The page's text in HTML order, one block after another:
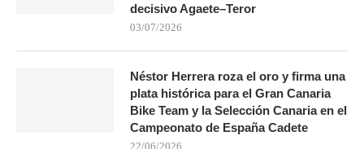
decisivo Agaete–Teror
03/07/2026
Néstor Herrera roza el oro y firma una
plata histórica para el Gran Canaria
Bike Team y la Selección Canaria en el
Campeonato de España Cadete
22/06/2026